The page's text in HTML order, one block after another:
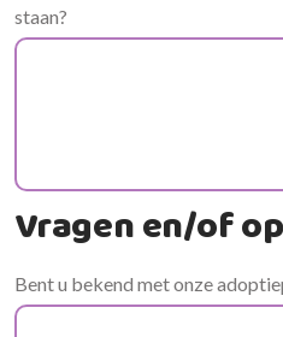
staan?
Vragen en/of
Bent u bekend met onze